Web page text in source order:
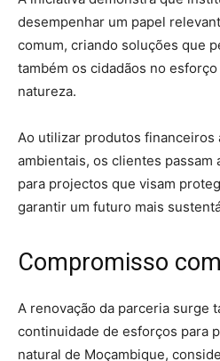
desempenhar um papel
comum, criando soluções que
também os cidadãos no
natureza.
Ao utilizar produtos financeiros
ambientais, os clientes
para projectos que visam
garantir um futuro mais
Compromisso
A renovação da parceria surge
continuidade de esforços para
natural de Moçambique,